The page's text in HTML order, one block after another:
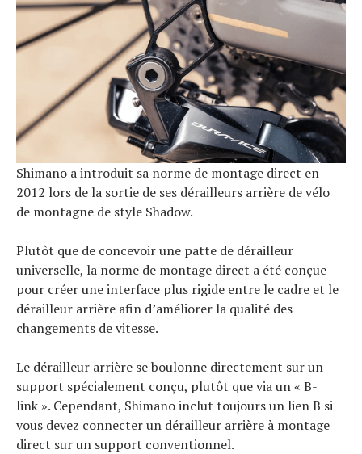
Shimano a introduit sa norme de montage direct en
2012 lors de la sortie de ses dérailleurs arrière de vélo
de montagne de style Shadow.
Plutôt que de concevoir une patte de dérailleur
universelle, la norme de montage direct a été conçue
pour créer une interface plus rigide entre le cadre et le
dérailleur arrière afin d’améliorer la qualité des
changements de vitesse.
Le dérailleur arrière se boulonne directement sur un
support spécialement conçu, plutôt que via un « B-
link ». Cependant, Shimano inclut toujours un lien B si
vous devez connecter un dérailleur arrière à montage
direct sur un support conventionnel.